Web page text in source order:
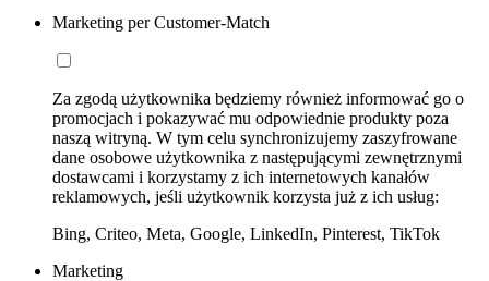
Marketing per Customer-Match
Za zgodą użytkownika będziemy również informować go o
promocjach i pokazywać mu odpowiednie produkty poza
naszą witryną. W tym celu synchronizujemy zaszyfrowane
dane osobowe użytkownika z następującymi zewnętrznymi
dostawcami i korzystamy z ich internetowych kanałów
reklamowych, jeśli użytkownik korzysta już z ich usług:
Bing, Criteo, Meta, Google, LinkedIn, Pinterest, TikTok
Marketing